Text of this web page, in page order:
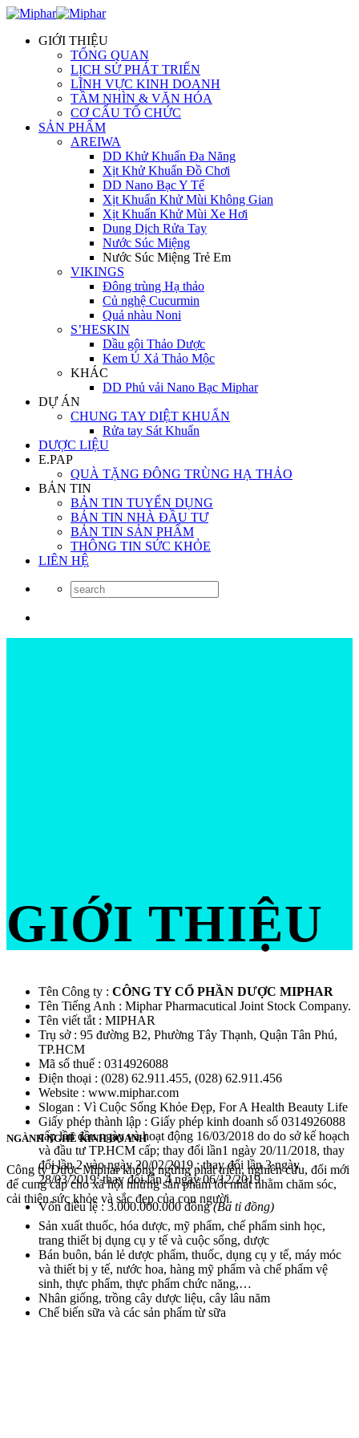
GIỚI THIỆU
TỔNG QUAN
LỊCH SỬ PHÁT TRIỂN
LĨNH VỰC KINH DOANH
TẦM NHÌN & VĂN HÓA
CƠ CẤU TỔ CHỨC
SẢN PHẨM
AREIWA
DD Khử Khuẩn Đa Năng
Xịt Khử Khuẩn Đồ Chơi
DD Nano Bạc Y Tế
Xịt Khuẩn Khử Mùi Không Gian
Xịt Khuẩn Khử Mùi Xe Hơi
Dung Dịch Rửa Tay
Nước Súc Miệng
Nước Súc Miệng Trẻ Em
VIKINGS
Đông trùng Hạ thảo
Củ nghệ Cucurmin
Quả nhàu Noni
S’HESKIN
Dầu gội Thảo Dược
Kem Ủ Xả Thảo Mộc
KHÁC
DD Phủ vải Nano Bạc Miphar
DỰ ÁN
CHUNG TAY DIỆT KHUẨN
Rửa tay Sát Khuẩn
DƯỢC LIỆU
E.PAP
QUÀ TẶNG ĐÔNG TRÙNG HẠ THẢO
BẢN TIN
BẢN TIN TUYỂN DỤNG
BẢN TIN NHÀ ĐẦU TƯ
BẢN TIN SẢN PHẨM
THÔNG TIN SỨC KHỎE
LIÊN HỆ
GIỚI THIỆU
Tên Công ty : CÔNG TY CỔ PHẦN DƯỢC MIPHAR
Tên Tiếng Anh : Miphar Pharmacutical Joint Stock Company.
Tên viết tắt : MIPHAR
Trụ sở : 95 đường B2, Phường Tây Thạnh, Quận Tân Phú,
TP.HCM
Mã số thuế : 0314926088
Điện thoại : (028) 62.911.455, (028) 62.911.456
Website : www.miphar.com
Slogan : Vì Cuộc Sống Khỏe Đẹp, For A Health Beauty Life
Giấy phép thành lập : Giấy phép kinh doanh số 0314926088
cấp lần đầu ngày và hoạt động 16/03/2018 do do sở kế hoạch
và đầu tư TP.HCM cấp; thay đổi lần1 ngày 20/11/2018, thay
đổi lần 2 vào ngày 20/02/2019 ; thay đổi lần 3 ngày
28/03/2019; thay đổi lần 4 ngày 06/12/2019
Vốn điều lệ : 3.000.000.000 đồng(Ba tỉ đồng)
NGÀNH NGHỀ KINH DOANH
Công ty Dược Miphar không ngừng phát triển, nghiên cứu, đổi mới
để cung cấp cho xã hội những sản phẩm tốt nhất nhằm chăm sóc,
cải thiện sức khỏe và sắc đẹp của con người.
Sản xuất thuốc, hóa dược, mỹ phẩm, chế phẩm sinh học,
trang thiết bị dụng cụ y tế và cuộc sống, dược
Bán buôn, bán lẻ dược phẩm, thuốc, dụng cụ y tế, máy móc
và thiết bị y tế, nước hoa, hàng mỹ phẩm và chế phẩm vệ
sinh, thực phẩm, thực phẩm chức năng,…
Nhân giống, trồng cây dược liệu, cây lâu năm
Chế biến sữa và các sản phẩm từ sữa